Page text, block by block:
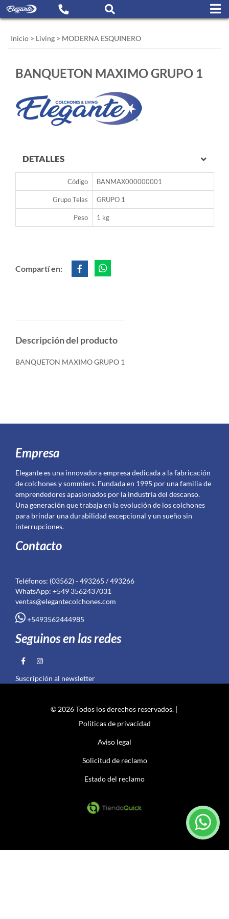
Inicio > Living > MODERNA ESQUINERO
BANQUETON MAXIMO GRUPO 1
DETALLES
Código BANMAX000000001
Grupo Telas GRUPO 1
Peso 1 kg
Compartí en:
Descripción del producto
BANQUETON MAXIMO GRUPO 1
Empresa
Elegante es una innovadora empresa dedicada a la fabricación
de colchones y sommiers. Fundada en 1995 por una familia de
emprendedores apasionados por la industria del descanso.
Una generación que trabaja en la evolución de los colchones
para brindar una durabilidad excepcional y un sueño sin
interrupciones.
Contacto
Teléfonos: (03562) - 493265 / 493266
WhatsApp: +549 3562437031
ventas@elegantecolchones.com
+5493562444985
Seguinos en las redes
Suscripción al newsletter
© 2026 Todos los derechos reservados. |
Politicas de privacidad
Aviso legal
Solicitud de reclamo
Estado del reclamo